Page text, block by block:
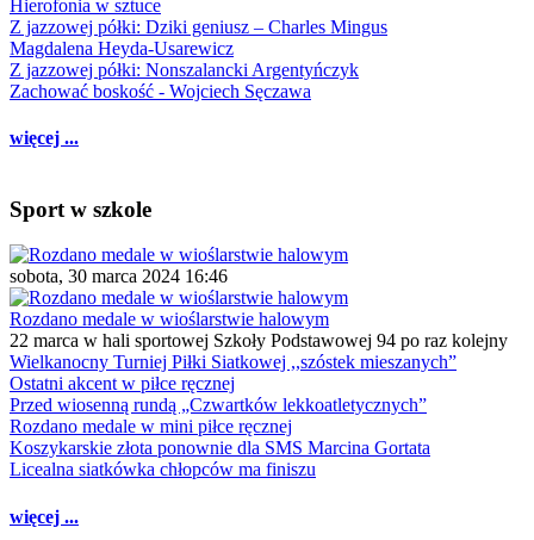
Hierofonia w sztuce
Z jazzowej półki: Dziki geniusz – Charles Mingus
Magdalena Heyda-Usarewicz
Z jazzowej półki: Nonszalancki Argentyńczyk
Zachować boskość - Wojciech Sęczawa
więcej ...
Sport w szkole
sobota, 30 marca 2024 16:46
Rozdano medale w wioślarstwie halowym
22 marca w hali sportowej Szkoły Podstawowej 94 po raz kolejny
Wielkanocny Turniej Piłki Siatkowej ,,szóstek mieszanych”
Ostatni akcent w piłce ręcznej
Przed wiosenną rundą „Czwartków lekkoatletycznych”
Rozdano medale w mini piłce ręcznej
Koszykarskie złota ponownie dla SMS Marcina Gortata
Licealna siatkówka chłopców ma finiszu
więcej ...